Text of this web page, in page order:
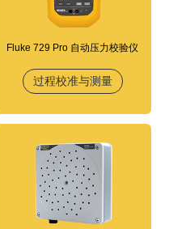
Fluke 729 Pro 自动压力校验仪
过程校准与测量